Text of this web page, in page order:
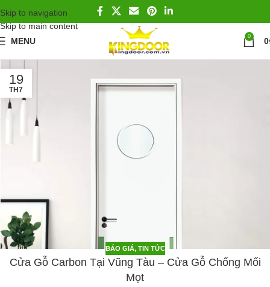
Skip to navigation
Skip to main content
MENU
0 0
19
TH7
BÁO GIÁ, TIN TỨC
Cửa Gỗ Carbon Tại Vũng Tàu – Cửa Gỗ Chống Mối
Mọt